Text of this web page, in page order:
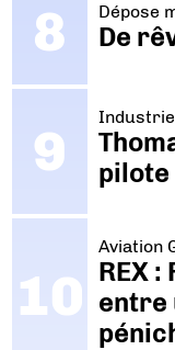
Dépose
De
Industrie
pilote
Aviation
REX
entre